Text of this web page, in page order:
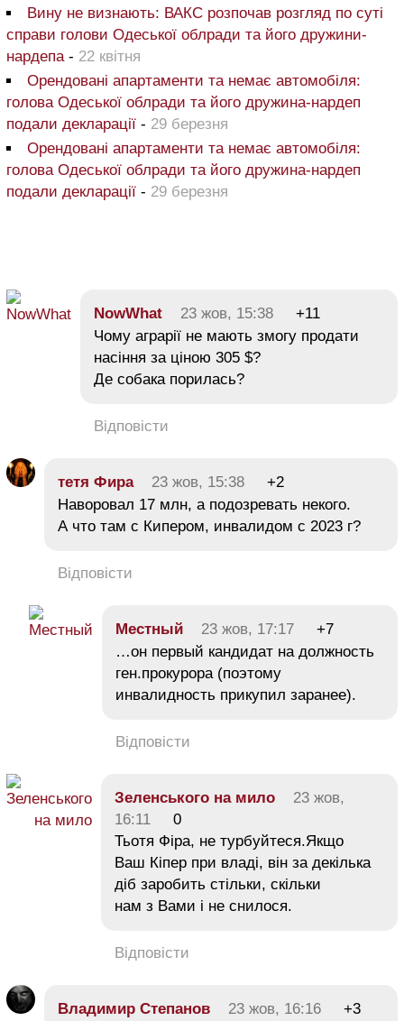
Вину не визнають: ВАКС розпочав розгляд по суті
справи голови Одеської облради та його дружини-
нардепа - 22 квітня
Орендовані апартаменти та немає автомобіля:
голова Одеської облради та його дружина-нардеп
подали декларації - 29 березня
Орендовані апартаменти та немає автомобіля:
голова Одеської облради та його дружина-нардеп
подали декларації - 29 березня
NowWhat 23 жов, 15:38
+11
Чому аграрії не мають змогу продати
насіння за ціною 305 $?
Де собака порилась?
Відповісти
тетя Фира 23 жов, 15:38
+2
Наворовал 17 млн, а подозревать некого.
А что там с Кипером, инвалидом с 2023 г?
Відповісти
Местный 23 жов, 17:17
+7
…он первый кандидат на должность
ген.прокурора (поэтому
инвалидность прикупил заранее).
Відповісти
Зеленського на мило
23 жов,
16:11
0
Тьотя Фіра, не турбуйтеся.Якщо
Ваш Кіпер при владі, він за декілька
діб заробить стільки, скільки
нам з Вами і не снилося.
Відповісти
Владимир Степанов 23 жов, 16:16 +3